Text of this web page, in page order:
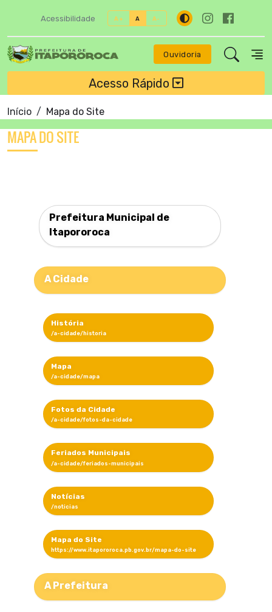
Acessibilidade A+ A A-
Ouvidoria
Acesso Rápido
Início Mapa do Site
MAPA DO SITE
Prefeitura Municipal de
Itapororoca
A Cidade
História
Mapa
Fotos da Cidade
Feriados Municipais
Notícias
Mapa do Site
A Prefeitura